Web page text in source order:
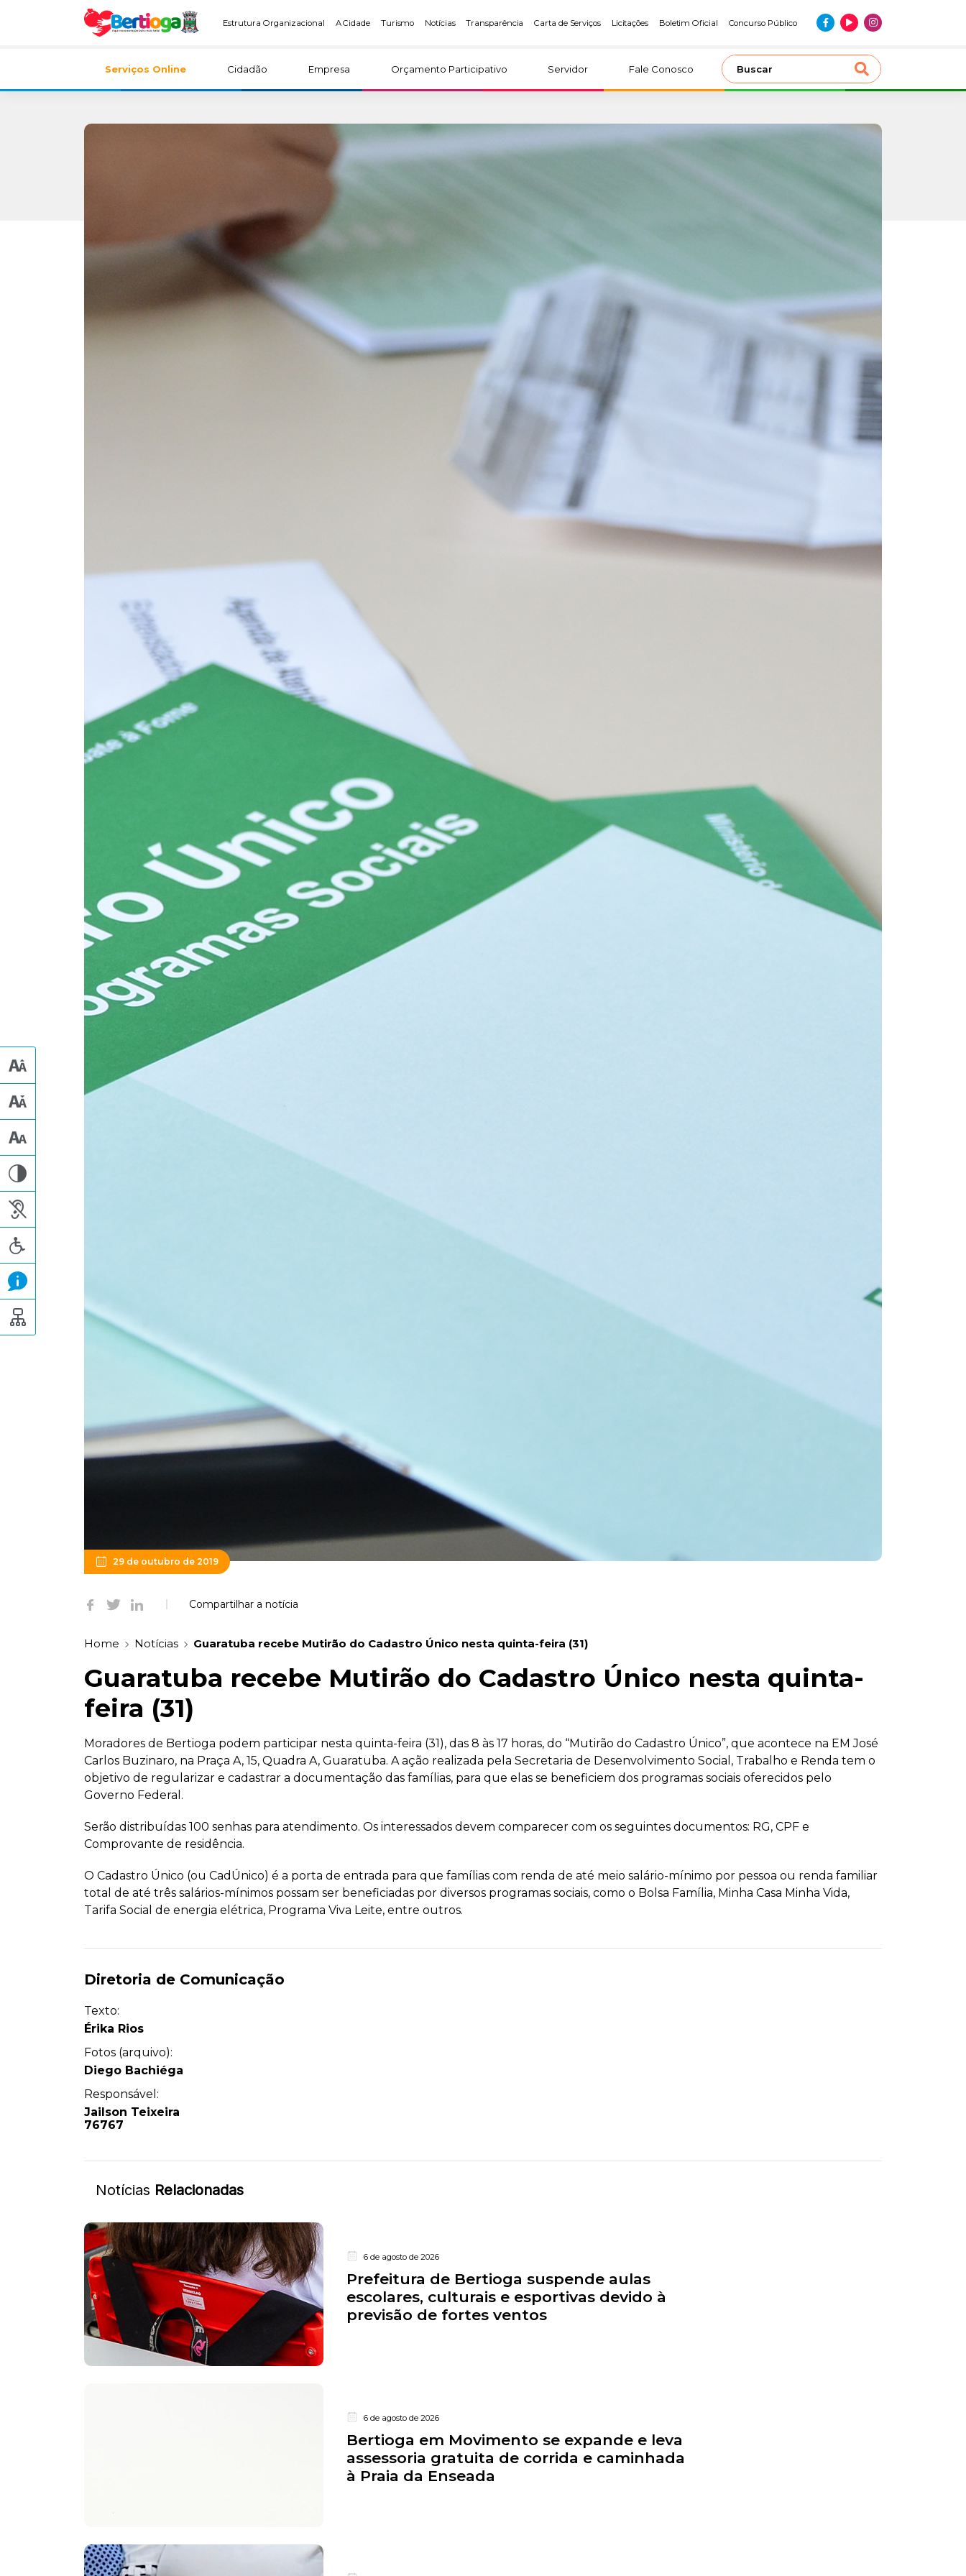
Estrutura Organizacional A Cidade Turismo Notícias Transparência Carta de Serviços Licitações Boletim Oficial Concurso Público
Serviços Online Cidadão Empresa Orçamento Participativo Servidor Fale Conosco
29 de outubro de 2019
Compartilhar a notícia
Home Notícias Guaratuba recebe Mutirão do Cadastro Único nesta quinta-feira (31)
Guaratuba recebe Mutirão do Cadastro Único nesta quinta-
feira (31)
Moradores de Bertioga podem participar nesta quinta-feira (31), das 8 às 17 horas, do “Mutirão do Cadastro Único”, que acontece na EM José
Carlos Buzinaro, na Praça A, 15, Quadra A, Guaratuba. A ação realizada pela Secretaria de Desenvolvimento Social, Trabalho e Renda tem o
objetivo de regularizar e cadastrar a documentação das famílias, para que elas se beneficiem dos programas sociais oferecidos pelo
Governo Federal.
Serão distribuídas 100 senhas para atendimento. Os interessados devem comparecer com os seguintes documentos: RG, CPF e
Comprovante de residência.
O Cadastro Único (ou CadÚnico) é a porta de entrada para que famílias com renda de até meio salário-mínimo por pessoa ou renda familiar
total de até três salários-mínimos possam ser beneficiadas por diversos programas sociais, como o Bolsa Família, Minha Casa Minha Vida,
Tarifa Social de energia elétrica, Programa Viva Leite, entre outros.
Diretoria de Comunicação
Texto:
Érika Rios
Fotos (arquivo):
Diego Bachiéga
Responsável:
Jailson Teixeira
76767
Notícias Relacionadas
6 de agosto de 2026
Prefeitura de Bertioga suspende aulas
escolares, culturais e esportivas devido à
previsão de fortes ventos
6 de agosto de 2026
Bertioga em Movimento se expande e leva
assessoria gratuita de corrida e caminhada
à Praia da Enseada